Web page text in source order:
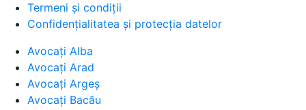
Termeni și condiții
Confidențialitatea și protecția datelor
Avocați Alba
Avocați Arad
Avocați Argeș
Avocați Bacău